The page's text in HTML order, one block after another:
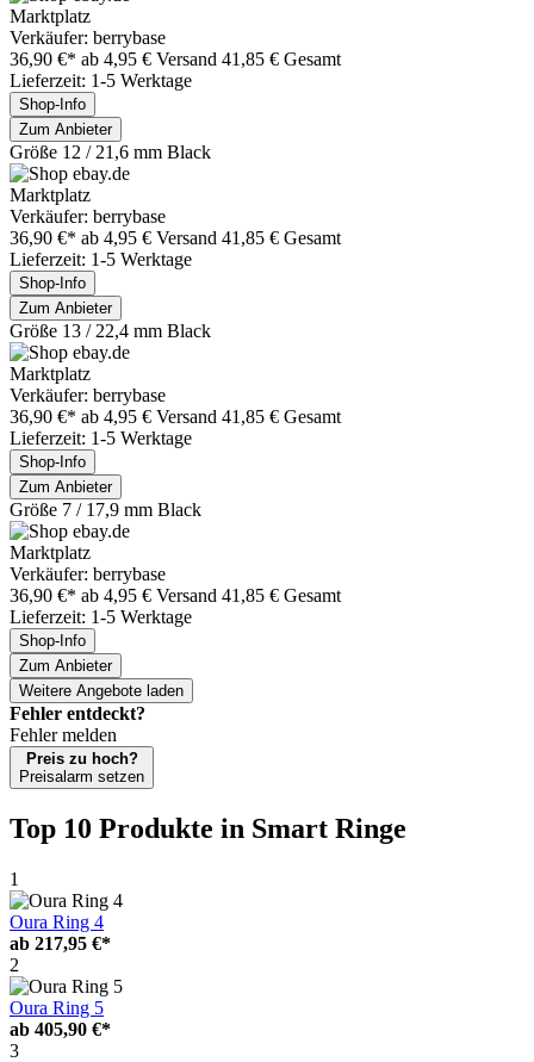
Marktplatz
Verkäufer: berrybase
36,90 €* ab 4,95 € Versand 41,85 € Gesamt
Lieferzeit: 1-5 Werktage
Shop-Info
Zum Anbieter
Größe 12 / 21,6 mm Black
Marktplatz
Verkäufer: berrybase
36,90 €* ab 4,95 € Versand 41,85 € Gesamt
Lieferzeit: 1-5 Werktage
Shop-Info
Zum Anbieter
Größe 13 / 22,4 mm Black
Marktplatz
Verkäufer: berrybase
36,90 €* ab 4,95 € Versand 41,85 € Gesamt
Lieferzeit: 1-5 Werktage
Shop-Info
Zum Anbieter
Größe 7 / 17,9 mm Black
Marktplatz
Verkäufer: berrybase
36,90 €* ab 4,95 € Versand 41,85 € Gesamt
Lieferzeit: 1-5 Werktage
Shop-Info
Zum Anbieter
Weitere Angebote laden
Fehler entdeckt?
Fehler melden
Preis zu hoch?
Preisalarm setzen
Top 10 Produkte in Smart Ringe
1
Oura Ring 4
ab 217,95 €*
2
Oura Ring 5
ab 405,90 €*
3